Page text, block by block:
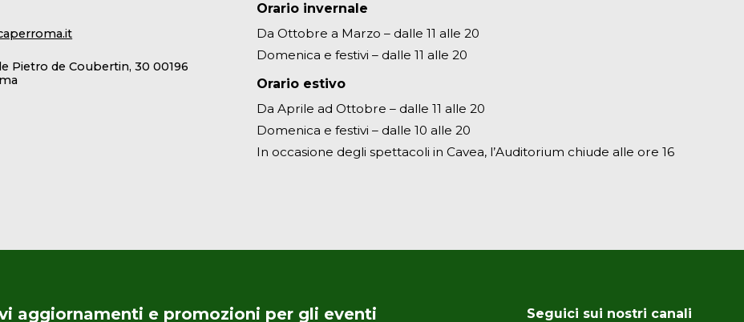
Pietro de Coubertin, 30 00196
Orario invernale
Da Ottobre a Marzo – dalle 11 alle 20
Domenica e festivi – dalle 11 alle 20
Orario estivo
Da Aprile ad Ottobre – dalle 11 alle 20
Domenica e festivi – dalle 10 alle 20
In occasione degli spettacoli in Cavea, l’Auditorium chiude alle ore 16
aggiornamenti e promozioni per gli eventi Seguici sui nostri canali